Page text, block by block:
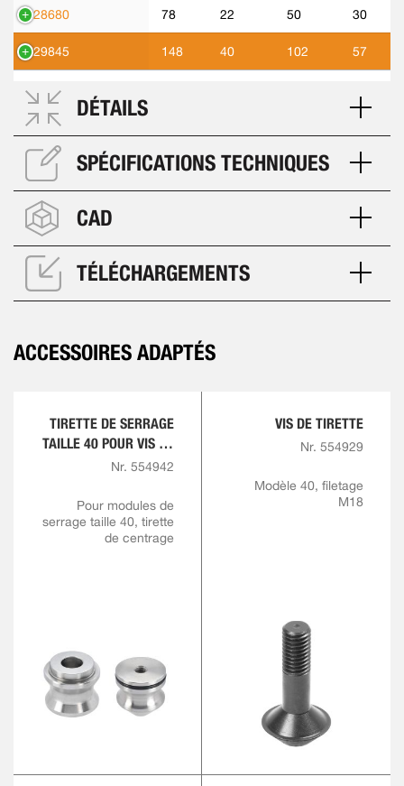
428680 78 22 50 30
429845 148 40 102 57
DÉTAILS
SPÉCIFICATIONS TECHNIQUES
CAD
TÉLÉCHARGEMENTS
ACCESSOIRES ADAPTÉS
TIRETTE DE SERRAGE
TAILLE 40 POUR VIS DE
TIRETTE M18
Nr. 554942
Pour modules de
serrage taille 40, tirette
de centrage
VIS DE TIRETTE
Nr. 554929
Modèle 40, filetage
M18